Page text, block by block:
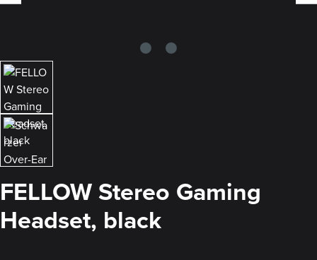
FELLOW Stereo Gaming
Headset, black